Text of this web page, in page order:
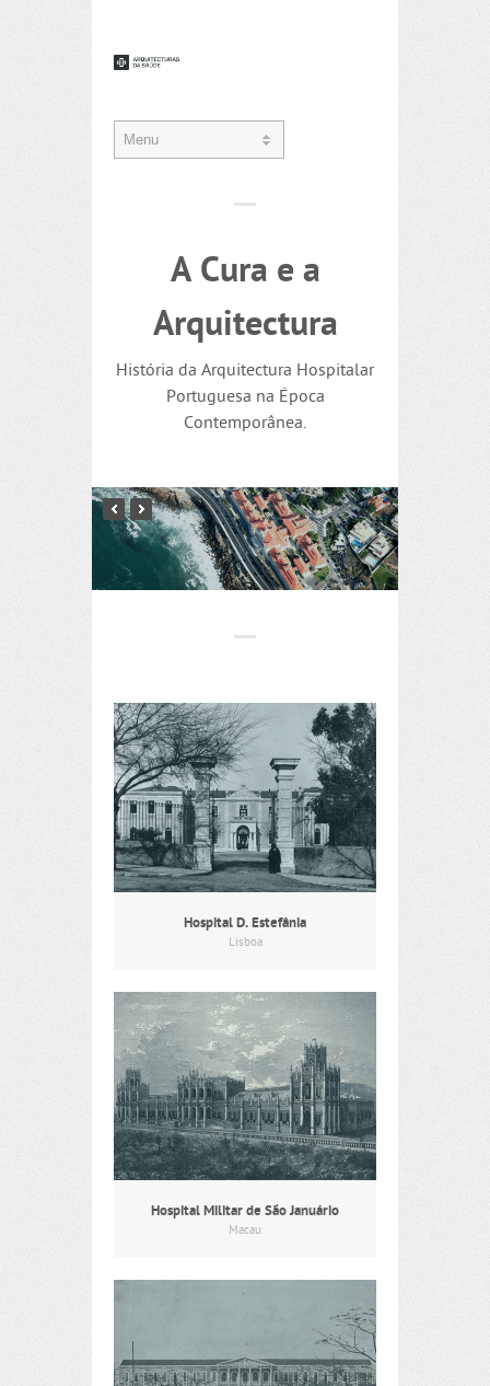
A Cura e a
Arquitectura
História da Arquitectura Hospitalar
Portuguesa na Época
Contemporânea.
Hospital D. Estefânia
Lisboa
Hospital Militar de São Januário
Macau